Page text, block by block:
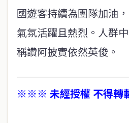
國遊客持續為團隊加油
氣氛活躍且熱烈。人群
稱讚阿披實依然英俊。
※※※ 未經授權 不得